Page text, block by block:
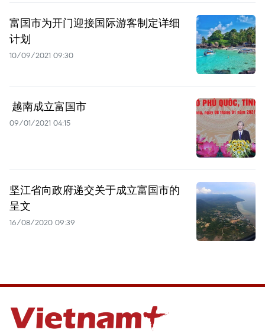
富国市为开门迎接国际游客制定详细
计划
10/09/2021 09:30
​ 越南成立富国市
09/01/2021 04:15
坚江省向政府递交关于成立富国市的
呈文
16/08/2020 09:39